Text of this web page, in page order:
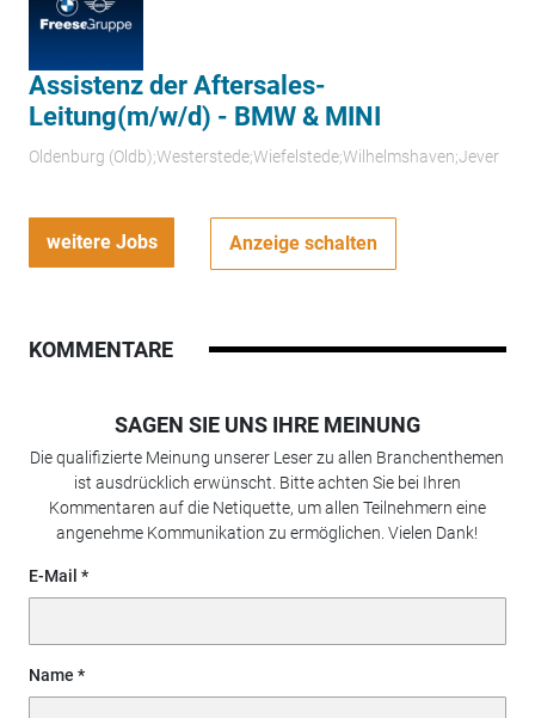
Assistenz der Aftersales-
Leitung(m/w/d) - BMW & MINI
Oldenburg (Oldb);Westerstede;Wiefelstede;Wilhelmshaven;Jever
weitere Jobs Anzeige schalten
KOMMENTARE
SAGEN SIE UNS IHRE MEINUNG
Die qualifizierte Meinung unserer Leser zu allen Branchenthemen
ist ausdrücklich erwünscht. Bitte achten Sie bei Ihren
Kommentaren auf die Netiquette, um allen Teilnehmern eine
angenehme Kommunikation zu ermöglichen. Vielen Dank!
E-Mail
Name